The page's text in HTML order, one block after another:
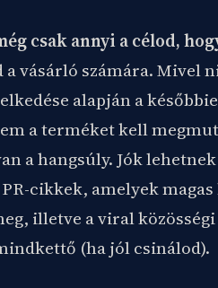
csak annyi a célod,
a vásárló számára. Mivel
alapján a
a terméket kell
a hangsúly. Jók
cikkek, amelyek
illetve a viral
(ha jól csinálod).